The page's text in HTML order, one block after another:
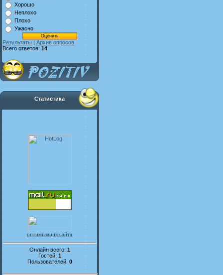
Хорошо
Неплохо
Плохо
Ужасно
Результаты | Архив опросов
Всего ответов: 14
Статистика
оптимизация сайта
Онлайн всего: 1
Гостей: 1
Пользователей: 0